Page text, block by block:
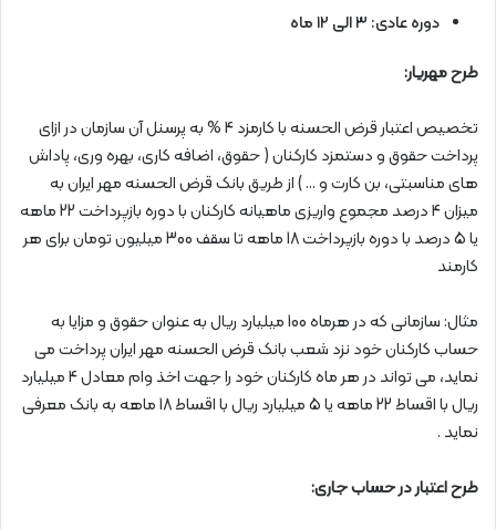
دوره عادی: ۳ الی ۱۲ ماه
طرح مهریار:
تخصیص اعتبار قرض الحسنه با کارمزد 4 % به پرسنل آن سازمان در ازای
پرداخت حقوق و دستمزد کارکنان ( حقوق، اضافه کاری، بهره وری، پاداش
های مناسبتی، بن کارت و … ) از طریق بانک قرض الحسنه مهر ایران به
میزان 4 درصد مجموع واریزی ماهیانه کارکنان با دوره بازپرداخت 22 ماهه
یا 5 درصد با دوره بازپرداخت 18 ماهه تا سقف 300 میلیون تومان برای هر
کارمند
مثال: سازمانی که در هرماه 100 میلیارد ریال به عنوان حقوق و مزایا به
حساب کارکنان خود نزد شعب بانک قرض الحسنه مهر ایران پرداخت می
نماید، می تواند در هر ماه کارکنان خود را جهت اخذ وام معادل 4 میلیارد
ريال با اقساط 22 ماهه یا 5 میلیارد ریال با اقساط 18 ماهه به بانک معرفی
نماید .
طرح اعتبار در حساب جاری: